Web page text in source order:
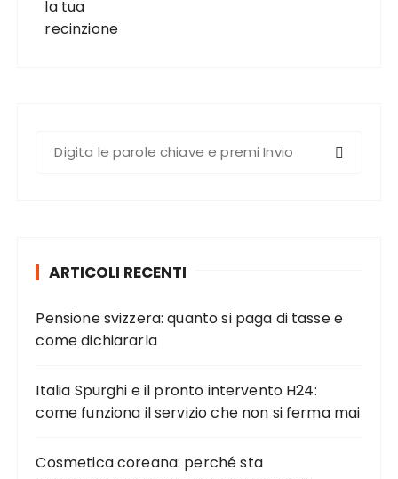
ARTICOLI RECENTI
Pensione svizzera: quanto si paga di tasse e
come dichiararla
Italia Spurghi e il pronto intervento H24:
come funziona il servizio che non si ferma mai
Cosmetica coreana: perché sta